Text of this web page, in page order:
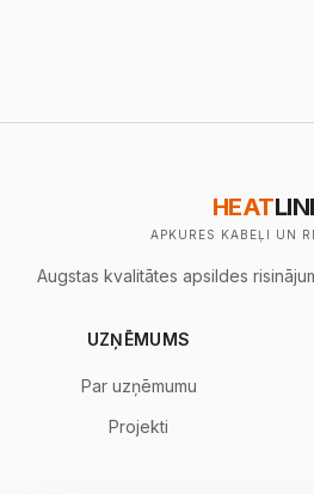
HEAT
APKURES KABEĻI UN
Augstas kvalitātes apsildes
UZŅĒMUMS
Par uzņēmumu
Projekti